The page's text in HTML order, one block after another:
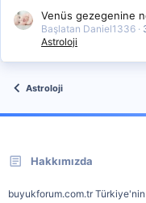
Venüs gezegenine
Başlatan Daniel1336
Astroloji
Astroloji
Hakkımızda
buyukforum.com.tr